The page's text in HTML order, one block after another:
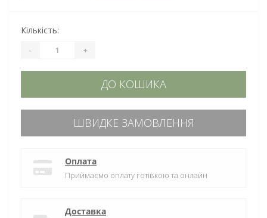
Кількість:
- +
ДО КОШИКА
ШВИДКЕ ЗАМОВЛЕННЯ
Оплата
Приймаємо оплату готівкою та онлайн
Доставка